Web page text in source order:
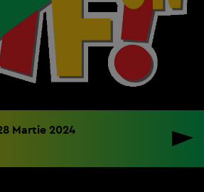
Martie 2024